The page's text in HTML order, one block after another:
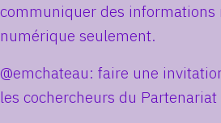
communiquer des informations
numérique seulement.
@emchateau: faire une
les cochercheurs du Partenariat